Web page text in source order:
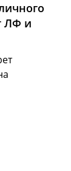
ЛФ и